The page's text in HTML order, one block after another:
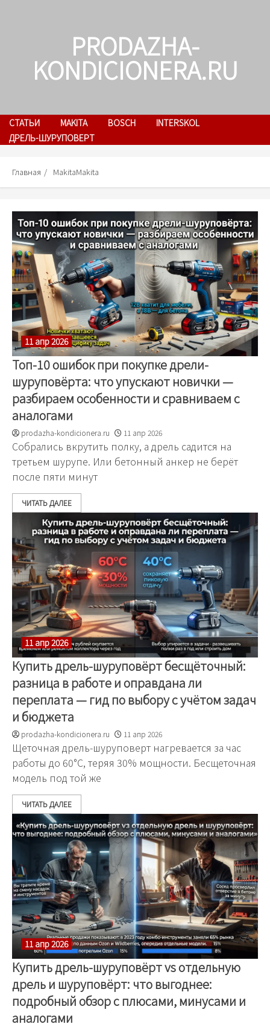
PRODAZHA-
KONDICIONERA.RU
СТАТЬИ MAKITA BOSCH
INTERSKOL
ДРЕЛЬ-ШУРУПОВЕРТ
Главная MakitaMakita
11 апр 2026
Топ-10 ошибок при покупке дрели-
шуруповёрта: что упускают новички —
разбираем особенности и сравниваем с
аналогами
prodazha-kondicionera.ru 11 апр 2026
Собрались вкрутить полку, а дрель садится на
третьем шурупе. Или бетонный анкер не берёт
после пяти минут
ЧИТАТЬ ДАЛЕЕ
11 апр 2026
Купить дрель-шуруповёрт бесщёточный:
разница в работе и оправдана ли
переплата — гид по выбору с учётом задач
и бюджета
prodazha-kondicionera.ru 11 апр 2026
Щеточная дрель-шуруповерт нагревается за час
работы до 60°C, теряя 30% мощности. Бесщеточная
модель под той же
ЧИТАТЬ ДАЛЕЕ
11 апр 2026
Купить дрель-шуруповёрт vs отдельную
дрель и шуруповёрт: что выгоднее:
подробный обзор с плюсами, минусами и
аналогами